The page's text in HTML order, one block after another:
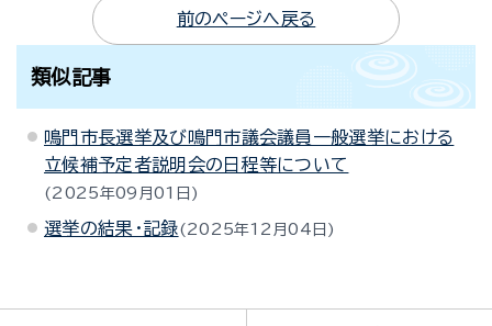
前のページへ戻る
類似記事
鳴門市長選挙及び鳴門市議会議員一般選挙における
立候補予定者説明会の日程等について
2025年09月01日
選挙の結果・記録 2025年12月04日